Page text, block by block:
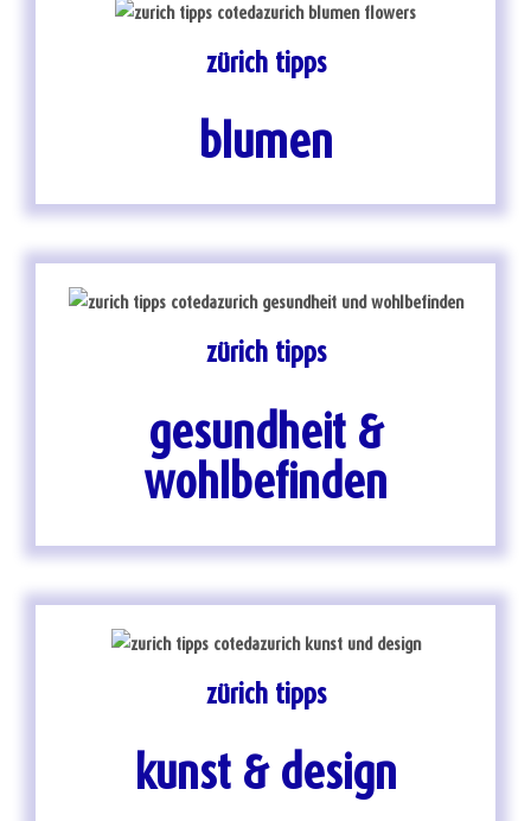
zürich tipps
blumen
zürich tipps
gesundheit &
wohlbefinden
zürich tipps
kunst & design